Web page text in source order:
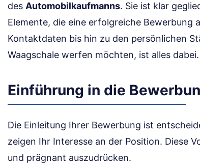
des Automobilkaufmanns. Sie ist klar
Elemente, die eine erfolgreiche Bewerbung
Kontaktdaten bis hin zu den persönlichen
Waagschale werfen möchten, ist alles dabei.
Einführung in die
Die Einleitung Ihrer Bewerbung ist
zeigen Ihr Interesse an der Position. Diese
und prägnant auszudrücken.